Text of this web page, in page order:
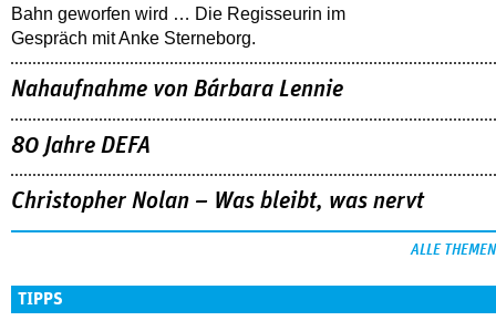
Bahn geworfen wird … Die Regisseurin im
Gespräch mit Anke Sterneborg.
Nahaufnahme von Bárbara Lennie
80 Jahre DEFA
Christopher Nolan – Was bleibt, was nervt
ALLE THEMEN
TIPPS